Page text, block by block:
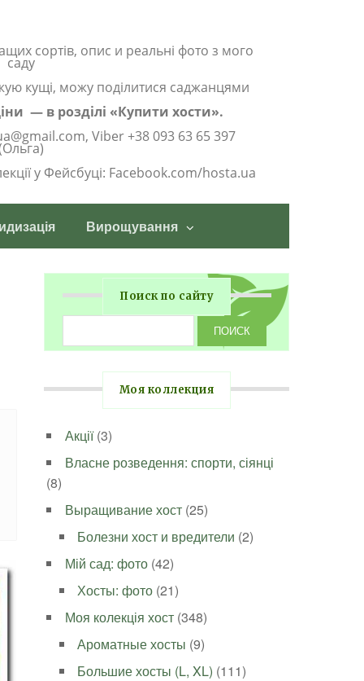
сортів, опис и реальні фото з мого
саду
кущі, можу поділитися саджанцями
— в розділі «Купити хости».
Viber +38 093 63 65 397
у Фейсбуці: Facebook.com/hosta.ua
Вирощування
Поиск по сайту
Моя коллекция
Акції(3)
Власне розведення: спорти, сіянці
(8)
Выращивание хост (25)
Болезни хост и вредители (2)
Мій сад: фото (42)
Хосты: фото (21)
Моя колекція хост (348)
Ароматные хосты (9)
Большие хосты (L, XL) (111)